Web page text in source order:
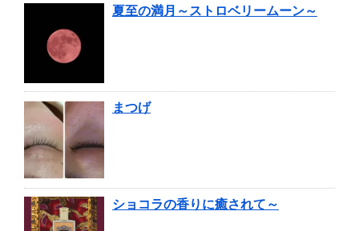
夏至の満月～ストロベリームーン～
まつげ
ショコラの香りに癒されて～